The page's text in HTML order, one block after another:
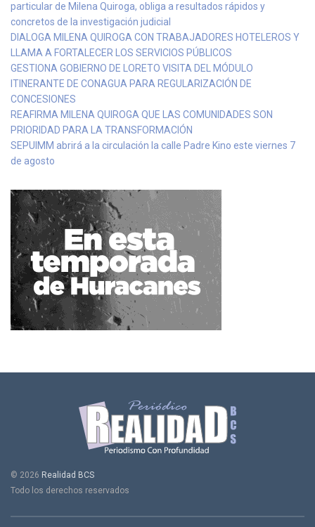
particular de Milena Quiroga, obliga a resultados rápidos y
concretos de la investigación judicial
DIALOGA MILENA QUIROGA CON TRABAJADORES HOTELEROS Y
LLAMA A FORTALECER LOS SERVICIOS PÚBLICOS
GESTIONA GOBIERNO DE LORETO VISITA DEL MÓDULO
ITINERANTE DE CONAGUA PARA REGULARIZACIÓN DE
CONCESIONES
REAFIRMA MILENA QUIROGA QUE LAS COMUNIDADES SON
PRIORIDAD PARA LA TRANSFORMACIÓN
SEPUIMM abrirá a la circulación la calle Padre Kino este viernes 7
de agosto
© 2026 Realidad BCS
Todo los derechos reservados